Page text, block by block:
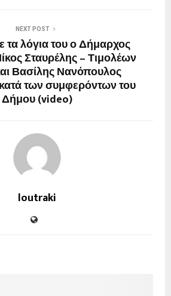
NEXT POST
λόγια του ο Δήμαρχος
Σταυρέλης – Τιμολέων
Βασίλης Νανόπουλος
των συμφερόντων του
Δήμου (video)
loutraki